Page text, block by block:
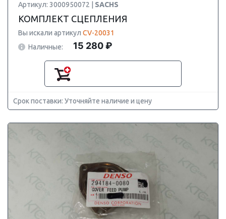
Артикул: 3000950072 | SACHS
КОМПЛЕКТ СЦЕПЛЕНИЯ
Вы искали артикул CV-20031
Наличные:
15 280 ₽
Срок поставки: Уточняйте наличие и цену